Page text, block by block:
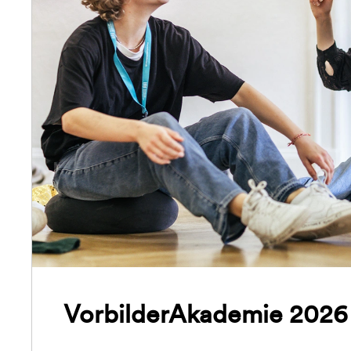
VorbilderAkademie 2026